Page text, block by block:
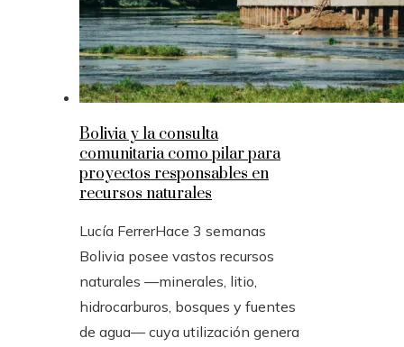
Bolivia y la consulta
comunitaria como pilar para
proyectos responsables en
recursos naturales
Lucía FerrerHace 3 semanas
Bolivia posee vastos recursos
naturales —minerales, litio,
hidrocarburos, bosques y fuentes
de agua— cuya utilización genera